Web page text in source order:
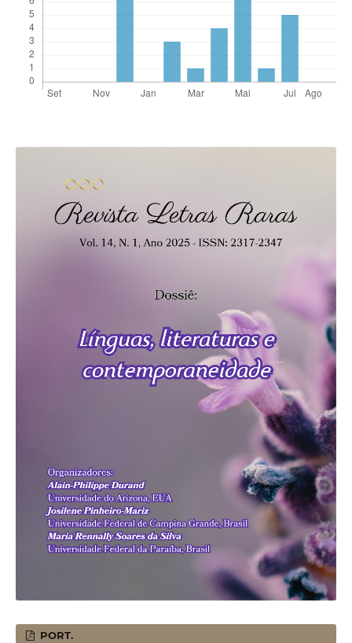
PORT.